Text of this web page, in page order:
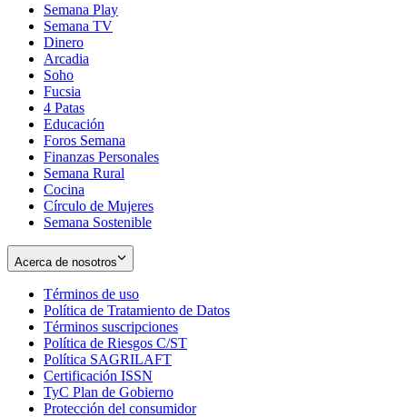
Semana Play
Semana TV
Dinero
Arcadia
Soho
in
new
window
Fucsia
in
new
window
4 Patas
Educación
Foros Semana
Finanzas Personales
Semana Rural
Cocina
Círculo de Mujeres
Semana Sostenible
Acerca de nosotros
Términos de uso
in
new
window
Política de Tratamiento de Datos
Términos suscripciones
in
Política de Riesgos C/ST
Política SAGRILAFT
new
window
Certificación ISSN
in
new
TyC Plan de Gobierno
in
Protección del consumidorOpens